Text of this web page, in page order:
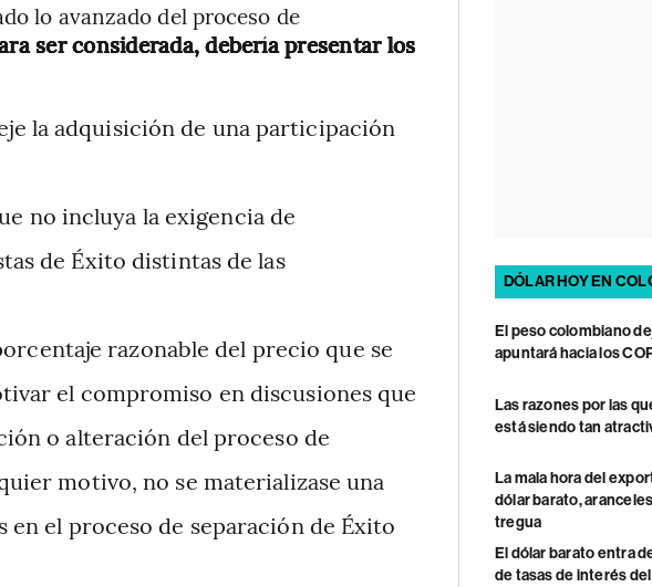
lo avanzado del proceso de
ser considerada, debería presentar los
la adquisición de una participación
no incluya la exigencia de
de Éxito distintas de las
razonable del precio que se
el compromiso en discusiones que
o alteración del proceso de
motivo, no se materializase una
el proceso de separación de Éxito
DÓLAR HOY EN
El peso colombiano
apuntará hacia los
Las razones por las
está siendo tan
La mala hora del
dólar barato,
tregua
El dólar barato entra
de tasas de interés